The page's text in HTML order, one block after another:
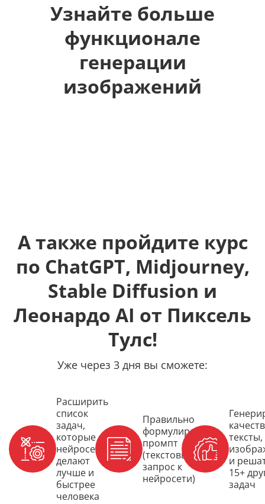
Узнайте больше
функционале
генерации
изображений
А также пройдите курс
по ChatGPT, Midjourney,
Stable Diffusion и
Леонардо AI от Пиксель
Тулс!
Уже через 3 дня вы сможете:
Расширить
список
задач,
которые
нейросети
делают
лучше и
быстрее
человека
Правильно
формулировать
промпт
(текстовый
запрос к
нейросети)
тексты,
и
15+
задач